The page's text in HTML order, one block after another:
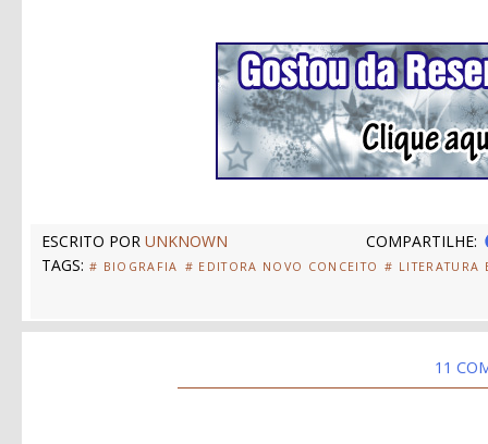
ESCRITO POR UNKNOWN
COMPARTILHE:
TAGS: # BIOGRAFIA # EDITORA NOVO CONCEITO # LITERATURA
11